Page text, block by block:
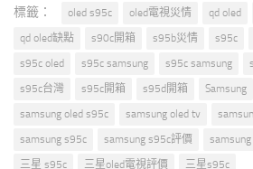
標籤： oled s95c oled電視災情 qd oled
qd oled缺點
s90c開箱 s95b災情 s95c
s95c oled
s95c samsung s95c samsung
s95c台灣
s95c開箱 s95d開箱 Samsung
samsung oled s95c
samsung oled tv
samsung s95c
samsung s95c評價
三星 s95c
三星oled電視評價 三星s95c